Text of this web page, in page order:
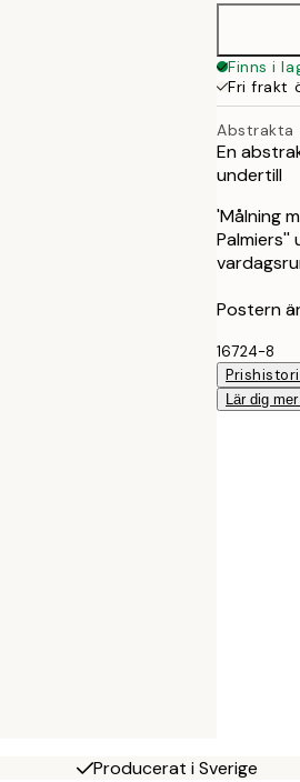
Finns i
Fri frakt
Abstrakta
En
undertill
'Målning
Palmiers''
Postern
16724-8
Lär dig
Producerat i Sverige